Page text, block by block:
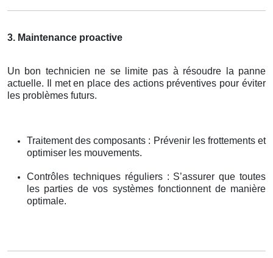
3. Maintenance proactive
Un bon technicien ne se limite pas à résoudre la panne
actuelle. Il met en place des actions préventives pour éviter
les problèmes futurs.
Traitement des composants : Prévenir les frottements et
optimiser les mouvements.
Contrôles techniques réguliers : S’assurer que toutes
les parties de vos systèmes fonctionnent de manière
optimale.